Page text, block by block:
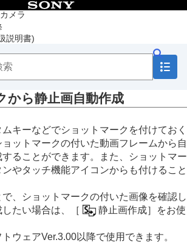
メラ
説明書)
目次
す
選ぶ
ピント）を合わせる
能を使う
整する
ンス
から静止画自動作成
キーなどでショットマークを付けておく
ットマークの付いた動画フレームから自
ることができます。また、ショットマー
やタッチ機能アイコンからも付けること
、ショットマークの付いた画像を確認し
たい場合は、
［ 静止画作成］
をお使
ウェアVer.3.00以降で使用できます。